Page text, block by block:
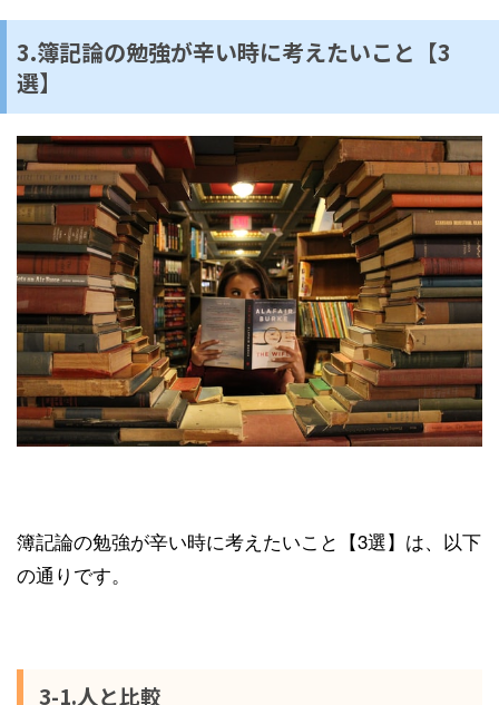
3.簿記論の勉強が辛い時に考えたいこと【3
選】
簿記論の勉強が辛い時に考えたいこと【3選】は、以下
の通りです。
3-1.人と比較